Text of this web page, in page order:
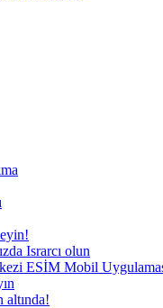
Israrcı olun
ESİM Mobil
altında!